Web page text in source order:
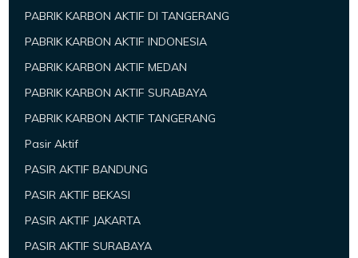
PABRIK KARBON AKTIF DI TANGERANG
PABRIK KARBON AKTIF INDONESIA
PABRIK KARBON AKTIF MEDAN
PABRIK KARBON AKTIF SURABAYA
PABRIK KARBON AKTIF TANGERANG
Pasir Aktif
PASIR AKTIF BANDUNG
PASIR AKTIF BEKASI
PASIR AKTIF JAKARTA
PASIR AKTIF SURABAYA